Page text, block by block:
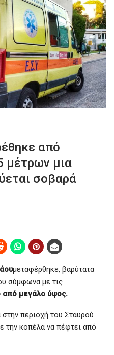
από
μέτρων μια
σοβαρά
μεταφέρθηκε, βαρύτατα
σύμφωνα με τις
μεγάλο ύψος.
στην περιοχή του Σταυρού
την κοπέλα να πέφτει από